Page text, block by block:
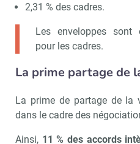
2,31 % des cadres.
Les enveloppes sont
pour les cadres.
La prime partage de
La prime de partage de la
dans le cadre des
Ainsi, 11 % des accords